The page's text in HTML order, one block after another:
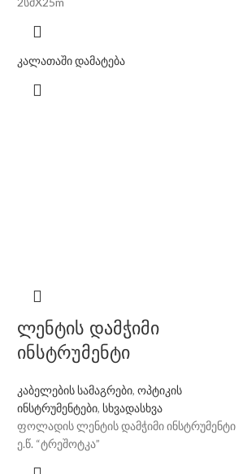
კალათაში დამატება
ლენტის დამჭიმი
ინსტრუმენტი
კაბელების სამაგრები, ოპტიკის
ინსტრუმენტები, სხვადასხვა
ფოლადის ლენტის დამჭიმი ინსტრუმენტი
ე.წ. “ტრეშოტკა”